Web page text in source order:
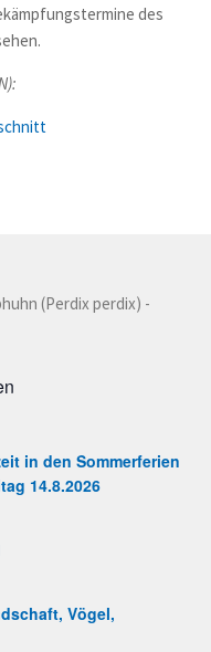
des
(Perdix perdix) -
in den Sommerferien
14.8.2026
Vögel,